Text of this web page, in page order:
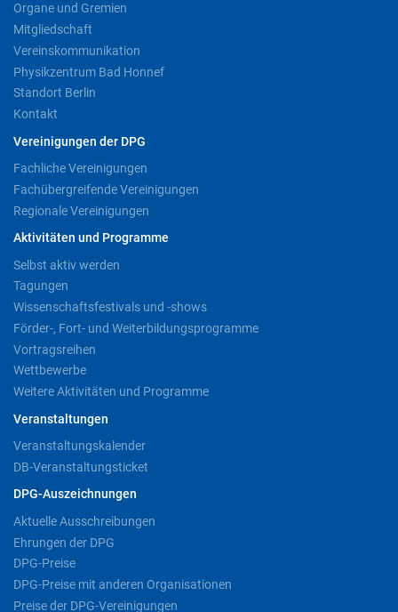
Organe und Gremien
Mitgliedschaft
Vereinskommunikation
Physikzentrum Bad Honnef
Standort Berlin
Kontakt
Vereinigungen der DPG
Fachliche Vereinigungen
Fachübergreifende Vereinigungen
Regionale Vereinigungen
Aktivitäten und Programme
Selbst aktiv werden
Tagungen
Wissenschaftsfestivals und -shows
Förder-, Fort- und Weiterbildungsprogramme
Vortragsreihen
Wettbewerbe
Weitere Aktivitäten und Programme
Veranstaltungen
Veranstaltungskalender
DB-Veranstaltungsticket
DPG-Auszeichnungen
Aktuelle Ausschreibungen
Ehrungen der DPG
DPG-Preise
DPG-Preise mit anderen Organisationen
Preise der DPG-Vereinigungen